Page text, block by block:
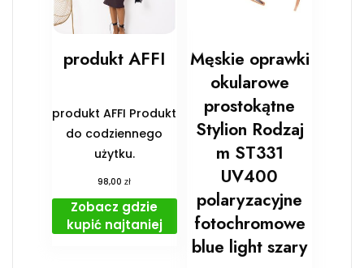
produkt AFFI
produkt AFFI Produkt
do codziennego
użytku.
98,00zł
Zobacz gdzie
kupić najtaniej
Męskie oprawki
okularowe
prostokątne
Stylion Rodzaj
m ST331
UV400
polaryzacyjne
fotochromowe
blue light szary